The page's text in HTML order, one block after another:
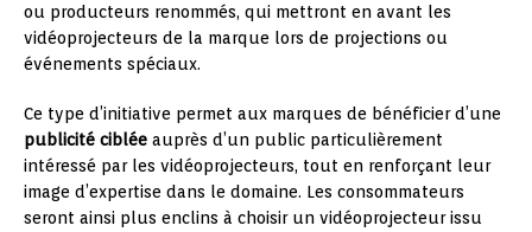
ou producteurs renommés, qui mettront en avant les
vidéoprojecteurs de la marque lors de projections ou
événements spéciaux.
Ce type d’initiative permet aux marques de bénéficier d’une
publicité ciblée auprès d’un public particulièrement
intéressé par les vidéoprojecteurs, tout en renforçant leur
image d’expertise dans le domaine. Les consommateurs
seront ainsi plus enclins à choisir un vidéoprojecteur issu